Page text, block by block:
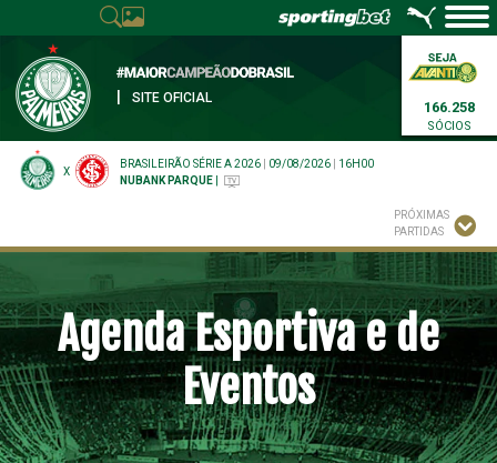
SITE OFICIAL
166.258
SÓCIOS
X
BRASILEIRÃO SÉRIE A 2026 09/08/2026
16H00
NUBANK PARQUE
PRÓXIMAS
PARTIDAS
Agenda Esportiva e de
Eventos